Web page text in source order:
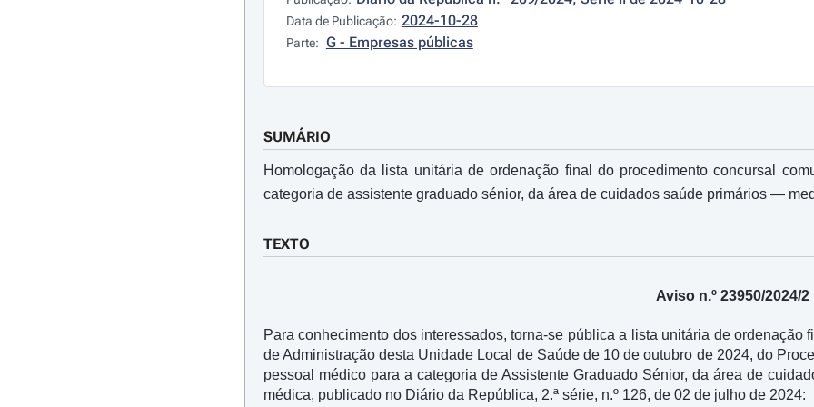
Data de Publicação: 2024-10-28
Parte: G - Empresas públicas
SUMÁRIO
Homologação da lista unitária de ordenação final do procedimento concursal
categoria de assistente graduado sénior, da área de cuidados saúde primários ―
TEXTO
Aviso n.º 23950/2024/2
Para conhecimento dos interessados, torna-se pública a lista unitária de
de Administração desta Unidade Local de Saúde de 10 de outubro de 2024, do
pessoal médico para a categoria de Assistente Graduado Sénior, da área de
médica, publicado no Diário da República, 2.ª série, n.º 126, de 02 de julho de 2024: